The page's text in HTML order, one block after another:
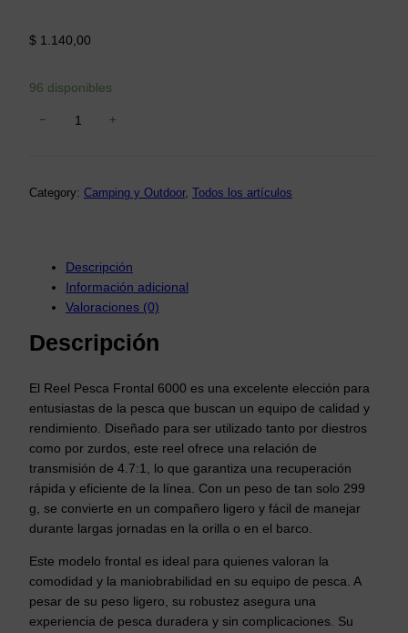
$ 1.140,00
96 disponibles
l
r
n
t
a
l
6
0
0
0
D
e
r
e
− +
Category: Camping y Outdoor, Todos los artículos
Descripción
Información adicional
Valoraciones (0)
Descripción
El Reel Pesca Frontal 6000 es una excelente elección para
entusiastas de la pesca que buscan un equipo de calidad y
rendimiento. Diseñado para ser utilizado tanto por diestros
como por zurdos, este reel ofrece una relación de
transmisión de 4.7:1, lo que garantiza una recuperación
rápida y eficiente de la línea. Con un peso de tan solo 299
g, se convierte en un compañero ligero y fácil de manejar
durante largas jornadas en la orilla o en el barco.
Este modelo frontal es ideal para quienes valoran la
comodidad y la maniobrabilidad en su equipo de pesca. A
pesar de su peso ligero, su robustez asegura una
experiencia de pesca duradera y sin complicaciones. Su